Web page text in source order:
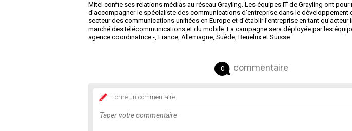
Mitel confie ses relations médias au réseau Grayling. Les équipes IT de Grayling ont
d’accompagner le spécialiste des communications d’entreprise dans le développement
secteur des communications unifiées en Europe et d’établir l’entreprise en tant
marché des télécommunications et du mobile. La campagne sera déployée par les
agence coordinatrice -, France, Allemagne, Suède, Benelux et Suisse.
0 commentaire
Ecrire un commentaire